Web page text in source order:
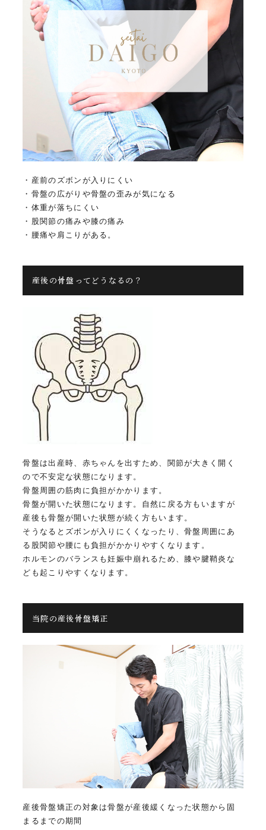
・産前のズボンが入りにくい
・骨盤の広がりや骨盤の歪みが気になる
・体重が落ちにくい
・股関節の痛みや膝の痛み
・腰痛や肩こりがある。
産後の骨盤ってどうなるの？
骨盤は出産時、赤ちゃんを出すため、関節が大きく開く
ので不安定な状態になります。
骨盤周囲の筋肉に負担がかかります。
骨盤が開いた状態になります。自然に戻る方もいますが
産後も骨盤が開いた状態が続く方もいます。
そうなるとズボンが入りにくくなったり、骨盤周囲にあ
る股関節や腰にも負担がかかりやすくなります。
ホルモンのバランスも妊娠中崩れるため、膝や腱鞘炎な
ども起こりやすくなります。
当院の産後骨盤矯正
産後骨盤矯正の対象は骨盤が産後緩くなった状態から固
まるまでの期間